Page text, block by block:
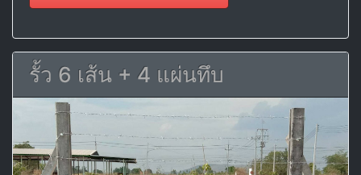
รั้ว 6 เส้น + 4 แผ่นทึบ